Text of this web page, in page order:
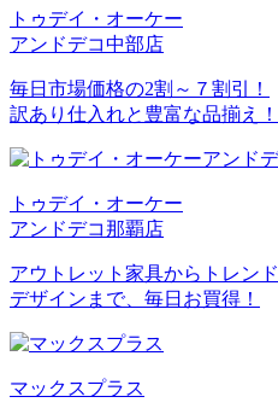
トゥデイ・オーケー
アンドデコ中部店
毎日市場価格の2割～７割引！
訳あり仕入れと豊富な品揃え！
トゥデイ・オーケー
アンドデコ那覇店
アウトレット家具からトレンド
デザインまで、毎日お買得！
マックスプラス